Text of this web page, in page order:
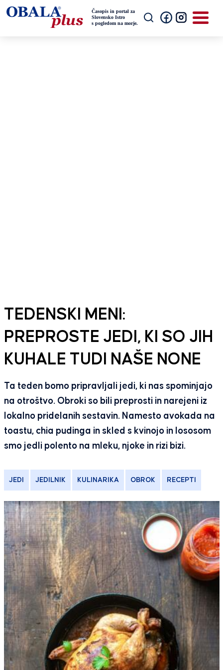
TEDENSKI MENI:
PREPROSTE JEDI, KI SO JIH
KUHALE TUDI NAŠE NONE
Ta teden bomo pripravljali jedi, ki nas spominjajo
na otroštvo. Obroki so bili preprosti in narejeni iz
lokalno pridelanih sestavin. Namesto avokada na
toastu, chia pudinga in skled s kvinojo in lososom
smo jedli polento na mleku, njoke in rizi bizi.
JEDI JEDILNIK KULINARIKA OBROK RECEPTI